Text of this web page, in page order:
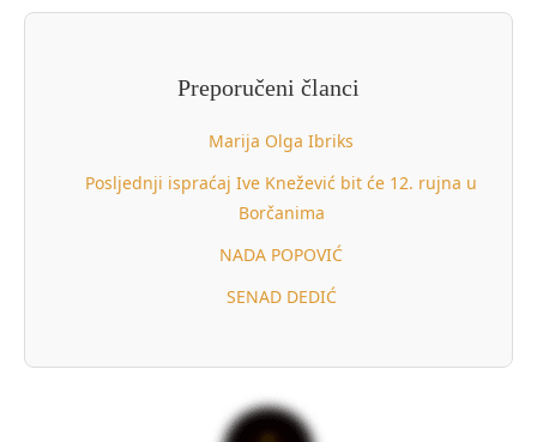
Preporučeni članci
Marija Olga Ibriks
Posljednji ispraćaj Ive Knežević bit će 12. rujna u
Borčanima
NADA POPOVIĆ
SENAD DEDIĆ